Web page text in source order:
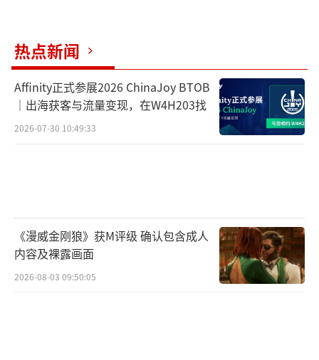
热点新闻
Affinity正式参展2026 ChinaJoy BTOB
｜出海获客与流量变现，在W4H203找
2026-07-30 10:49:33
《漫威金刚狼》获M评级 确认包含成人
内容及裸露画面
2026-08-03 09:50:05